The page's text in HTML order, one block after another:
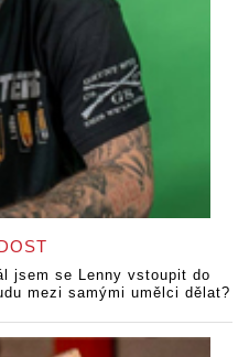
jsem se Lenny vstoupit do
mezi samými umělci dělat?